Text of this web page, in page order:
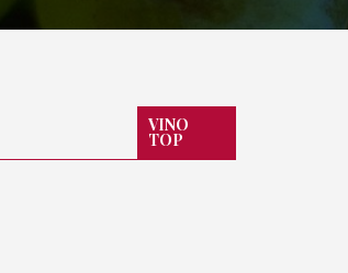
VINO
TOP